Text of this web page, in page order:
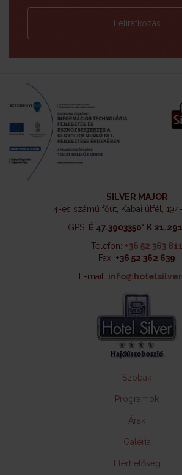
Feliratkozás
SILVER MAJOR
4-es számú főút, Kabai útfél,
GPS: É 47.3903350° K
Telefon: +36 52 363 811
Fax: +36 52 362 639
E-mail:
Szobák
Programok
Árak
Galéria
Elérhetőség